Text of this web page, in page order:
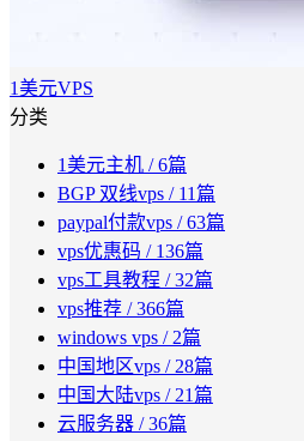
1美元VPS
分类
1美元主机 / 6篇
BGP 双线vps / 11篇
paypal付款vps / 63篇
vps优惠码 / 136篇
vps工具教程 / 32篇
vps推荐 / 366篇
windows vps / 2篇
中国地区vps / 28篇
中国大陆vps / 21篇
云服务器 / 36篇